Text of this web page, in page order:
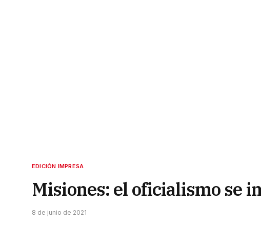
EDICIÓN IMPRESA
Misiones: el oficialismo se
8 de junio de 2021